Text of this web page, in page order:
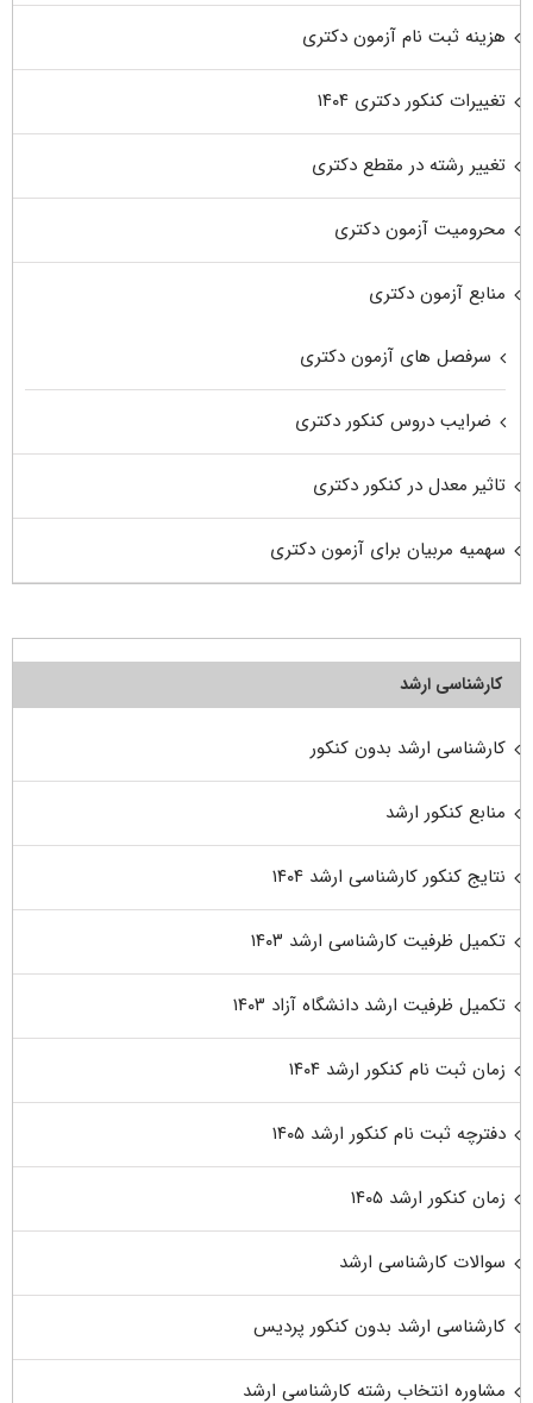
هزینه ثبت نام آزمون دکتری
تغییرات کنکور دکتری ۱۴۰۴
تغییر رشته در مقطع دکتری
محرومیت آزمون دکتری
منابع آزمون دکتری
سرفصل های آزمون دکتری
ضرایب دروس کنکور دکتری
تاثیر معدل در کنکور دکتری
سهمیه مربیان برای آزمون دکتری
کارشناسی ارشد
کارشناسی ارشد بدون کنکور
منابع کنکور ارشد
نتایج کنکور کارشناسی ارشد ۱۴۰۴
تکمیل ظرفیت کارشناسی ارشد ۱۴۰۳
تکمیل ظرفیت ارشد دانشگاه آزاد ۱۴۰۳
زمان ثبت نام کنکور ارشد ۱۴۰۴
دفترچه ثبت نام کنکور ارشد ۱۴۰۵
زمان کنکور ارشد ۱۴۰۵
سوالات کارشناسی ارشد
کارشناسی ارشد بدون کنکور پردیس
مشاوره انتخاب رشته کارشناسی ارشد